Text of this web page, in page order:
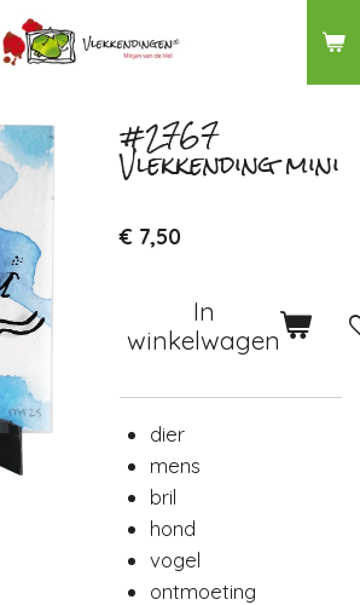
#2767
Vlekkending mini
€ 7,50
In
winkelwagen
dier
mens
bril
hond
vogel
ontmoeting